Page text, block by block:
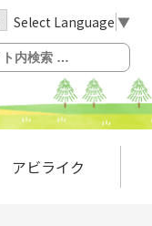
Select Language ▼
アビライク